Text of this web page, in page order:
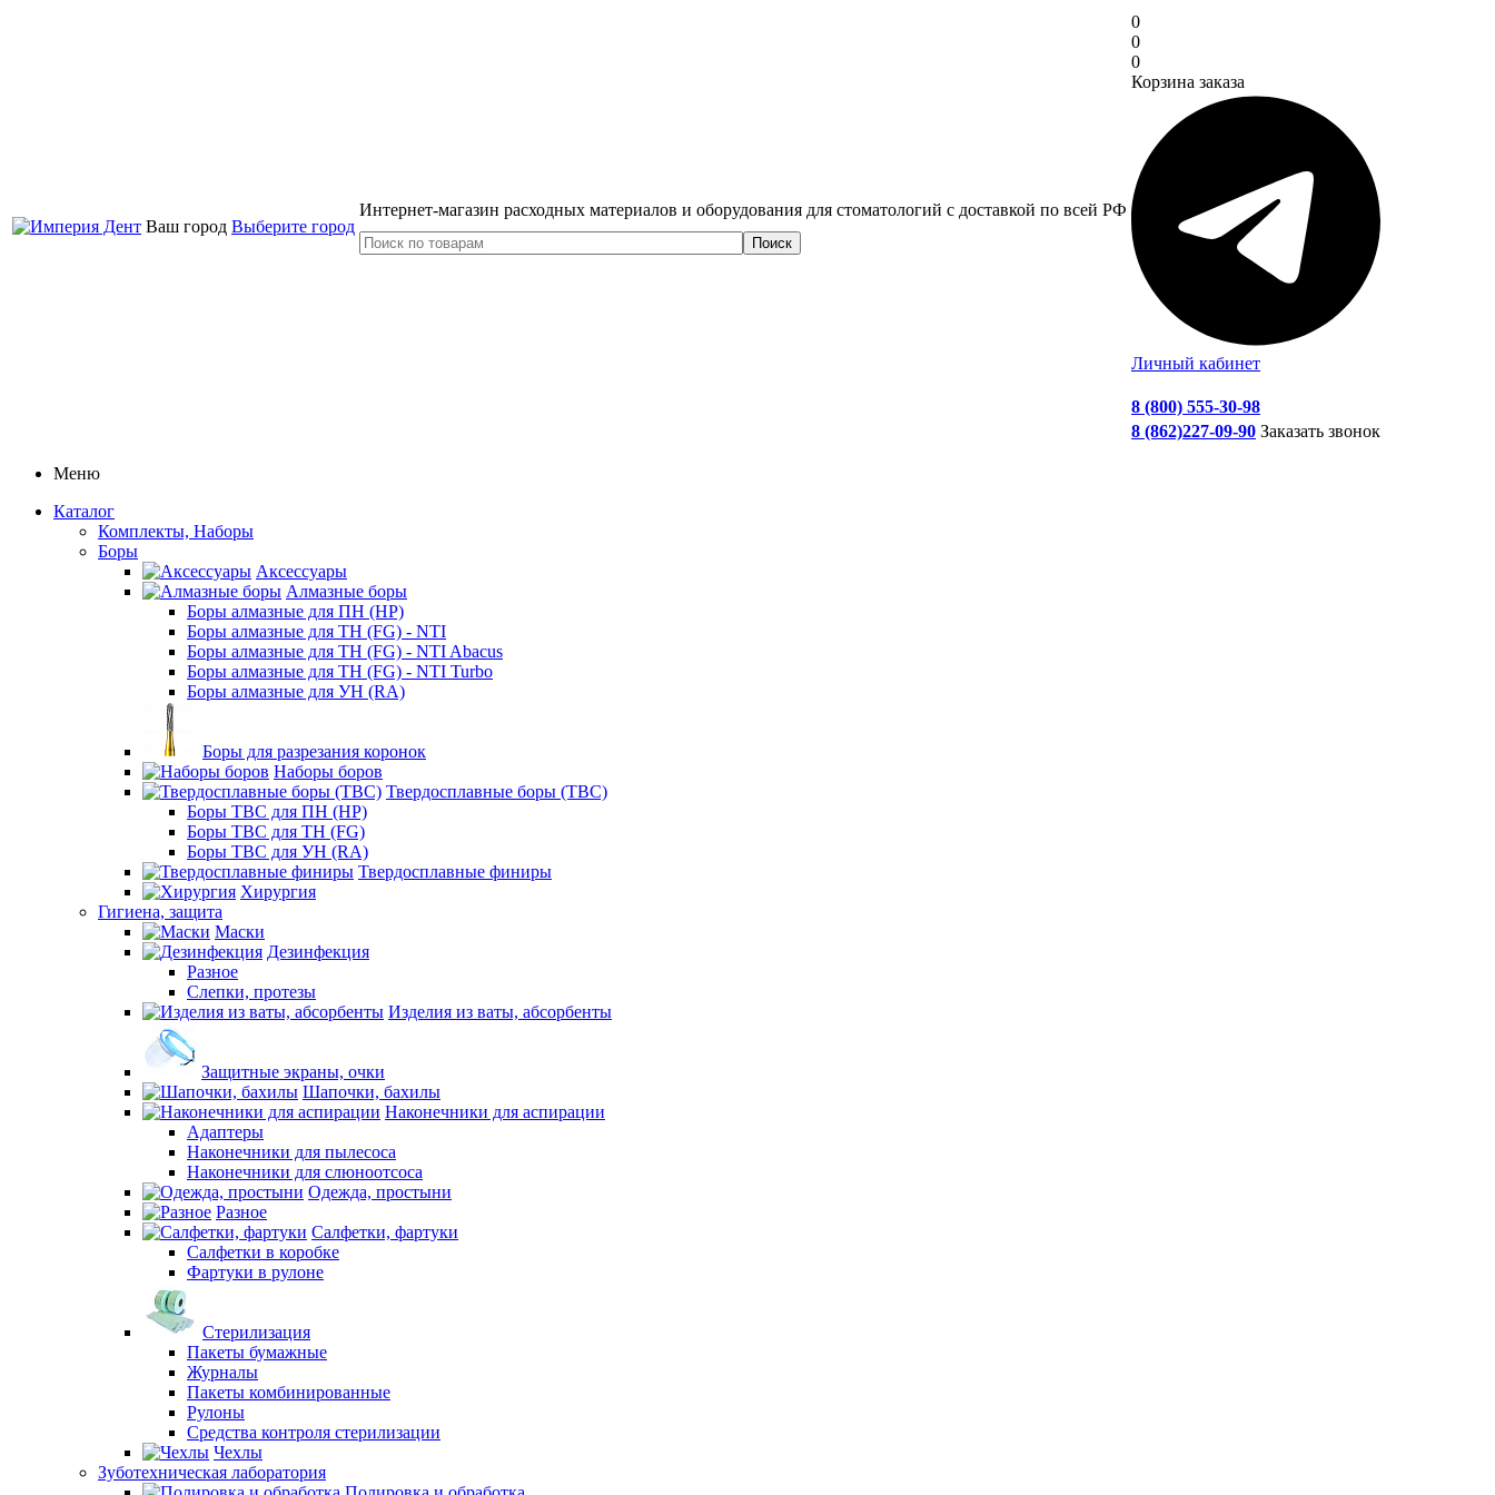
Ваш город Выберите город
Интернет-магазин расходных материалов и оборудования для стоматологий с доставкой по всей РФ
0
0
0
Корзина заказа
Личный кабинет
8 (800) 555-30-98
8 (862)227-09-90 Заказать звонок
Меню
Каталог
Комплекты, Наборы
Боры
Аксессуары
Алмазные боры
Боры алмазные для ПН (HP)
Боры алмазные для ТН (FG) - NTI
Боры алмазные для ТН (FG) - NTI Abacus
Боры алмазные для ТН (FG) - NTI Turbo
Боры алмазные для УН (RA)
Боры для разрезания коронок
Наборы боров
Твердосплавные боры (ТВС)
Боры ТВС для ПН (HP)
Боры ТВС для ТН (FG)
Боры ТВС для УН (RA)
Твердосплавные финиры
Хирургия
Гигиена, защита
Маски
Дезинфекция
Разное
Слепки, протезы
Изделия из ваты, абсорбенты
Защитные экраны, очки
Шапочки, бахилы
Наконечники для аспирации
Адаптеры
Наконечники для пылесоса
Наконечники для слюноотсоса
Одежда, простыни
Разное
Салфетки, фартуки
Салфетки в коробке
Фартуки в рулоне
Стерилизация
Пакеты бумажные
Журналы
Пакеты комбинированные
Рулоны
Средства контроля стерилизации
Чехлы
Зуботехническая лаборатория